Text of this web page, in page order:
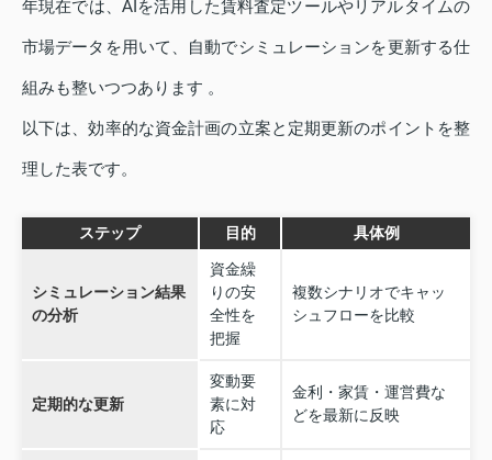
年現在では、AIを活用した賃料査定ツールやリアルタイムの
市場データを用いて、自動でシミュレーションを更新する仕
組みも整いつつあります 。
以下は、効率的な資金計画の立案と定期更新のポイントを整
理した表です。
ステップ 目的 具体例
シミュレーション結果
の分析
資金繰
りの安
全性を
把握
複数シナリオでキャッ
シュフローを比較
定期的な更新
変動要
素に対
応
金利・家賃・運営費な
どを最新に反映